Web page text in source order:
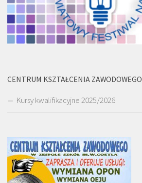
CENTRUM KSZTAŁCENIA ZAWODOWEGO
Kursy kwalifikacyjne 2025/2026